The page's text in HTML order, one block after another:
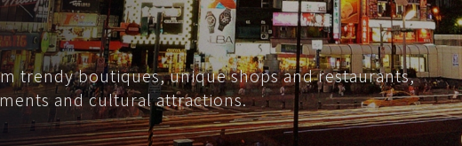
trendy boutiques, unique shops and restaurants,
and cultural attractions.